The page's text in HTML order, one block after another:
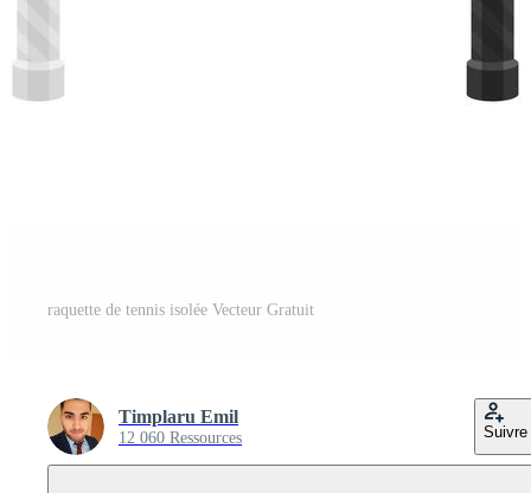
raquette de tennis isolée Vecteur Gratuit
Timplaru Emil
12 060 Ressources Suivre